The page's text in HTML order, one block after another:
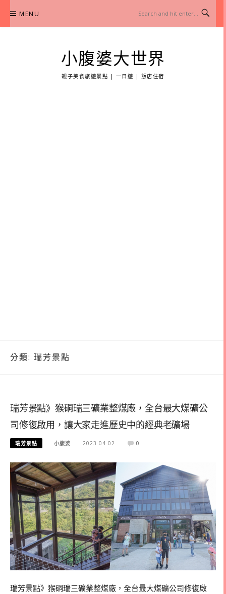
content
MENU
小腹婆大世界
親子美食旅遊景點 | 一日遊 | 飯店住宿
分類: 瑞芳景點
瑞芳景點》猴硐瑞三礦業整煤廠，全台最大煤礦公
司修復啟用，讓大家走進歷史中的經典老礦場
瑞芳景點 小腹婆 2023-04-02 0
瑞芳景點》猴硐瑞三礦業整煤廠，全台最大煤礦公司修復啟